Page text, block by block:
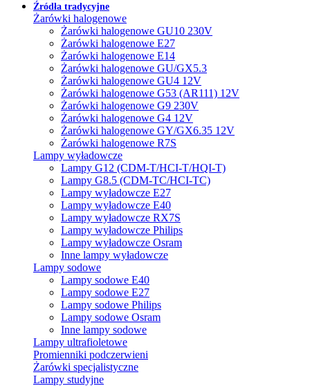
Źródła tradycyjne
Żarówki halogenowe
Żarówki halogenowe GU10 230V
Żarówki halogenowe E27
Żarówki halogenowe E14
Żarówki halogenowe GU/GX5.3
Żarówki halogenowe GU4 12V
Żarówki halogenowe G53 (AR111) 12V
Żarówki halogenowe G9 230V
Żarówki halogenowe G4 12V
Żarówki halogenowe GY/GX6.35 12V
Żarówki halogenowe R7S
Lampy wyładowcze
Lampy G12 (CDM-T/HCI-T/HQI-T)
Lampy G8.5 (CDM-TC/HCI-TC)
Lampy wyładowcze E27
Lampy wyładowcze E40
Lampy wyładowcze RX7S
Lampy wyładowcze Philips
Lampy wyładowcze Osram
Inne lampy wyładowcze
Lampy sodowe
Lampy sodowe E40
Lampy sodowe E27
Lampy sodowe Philips
Lampy sodowe Osram
Inne lampy sodowe
Lampy ultrafioletowe
Promienniki podczerwieni
Żarówki specjalistyczne
Lampy studyjne